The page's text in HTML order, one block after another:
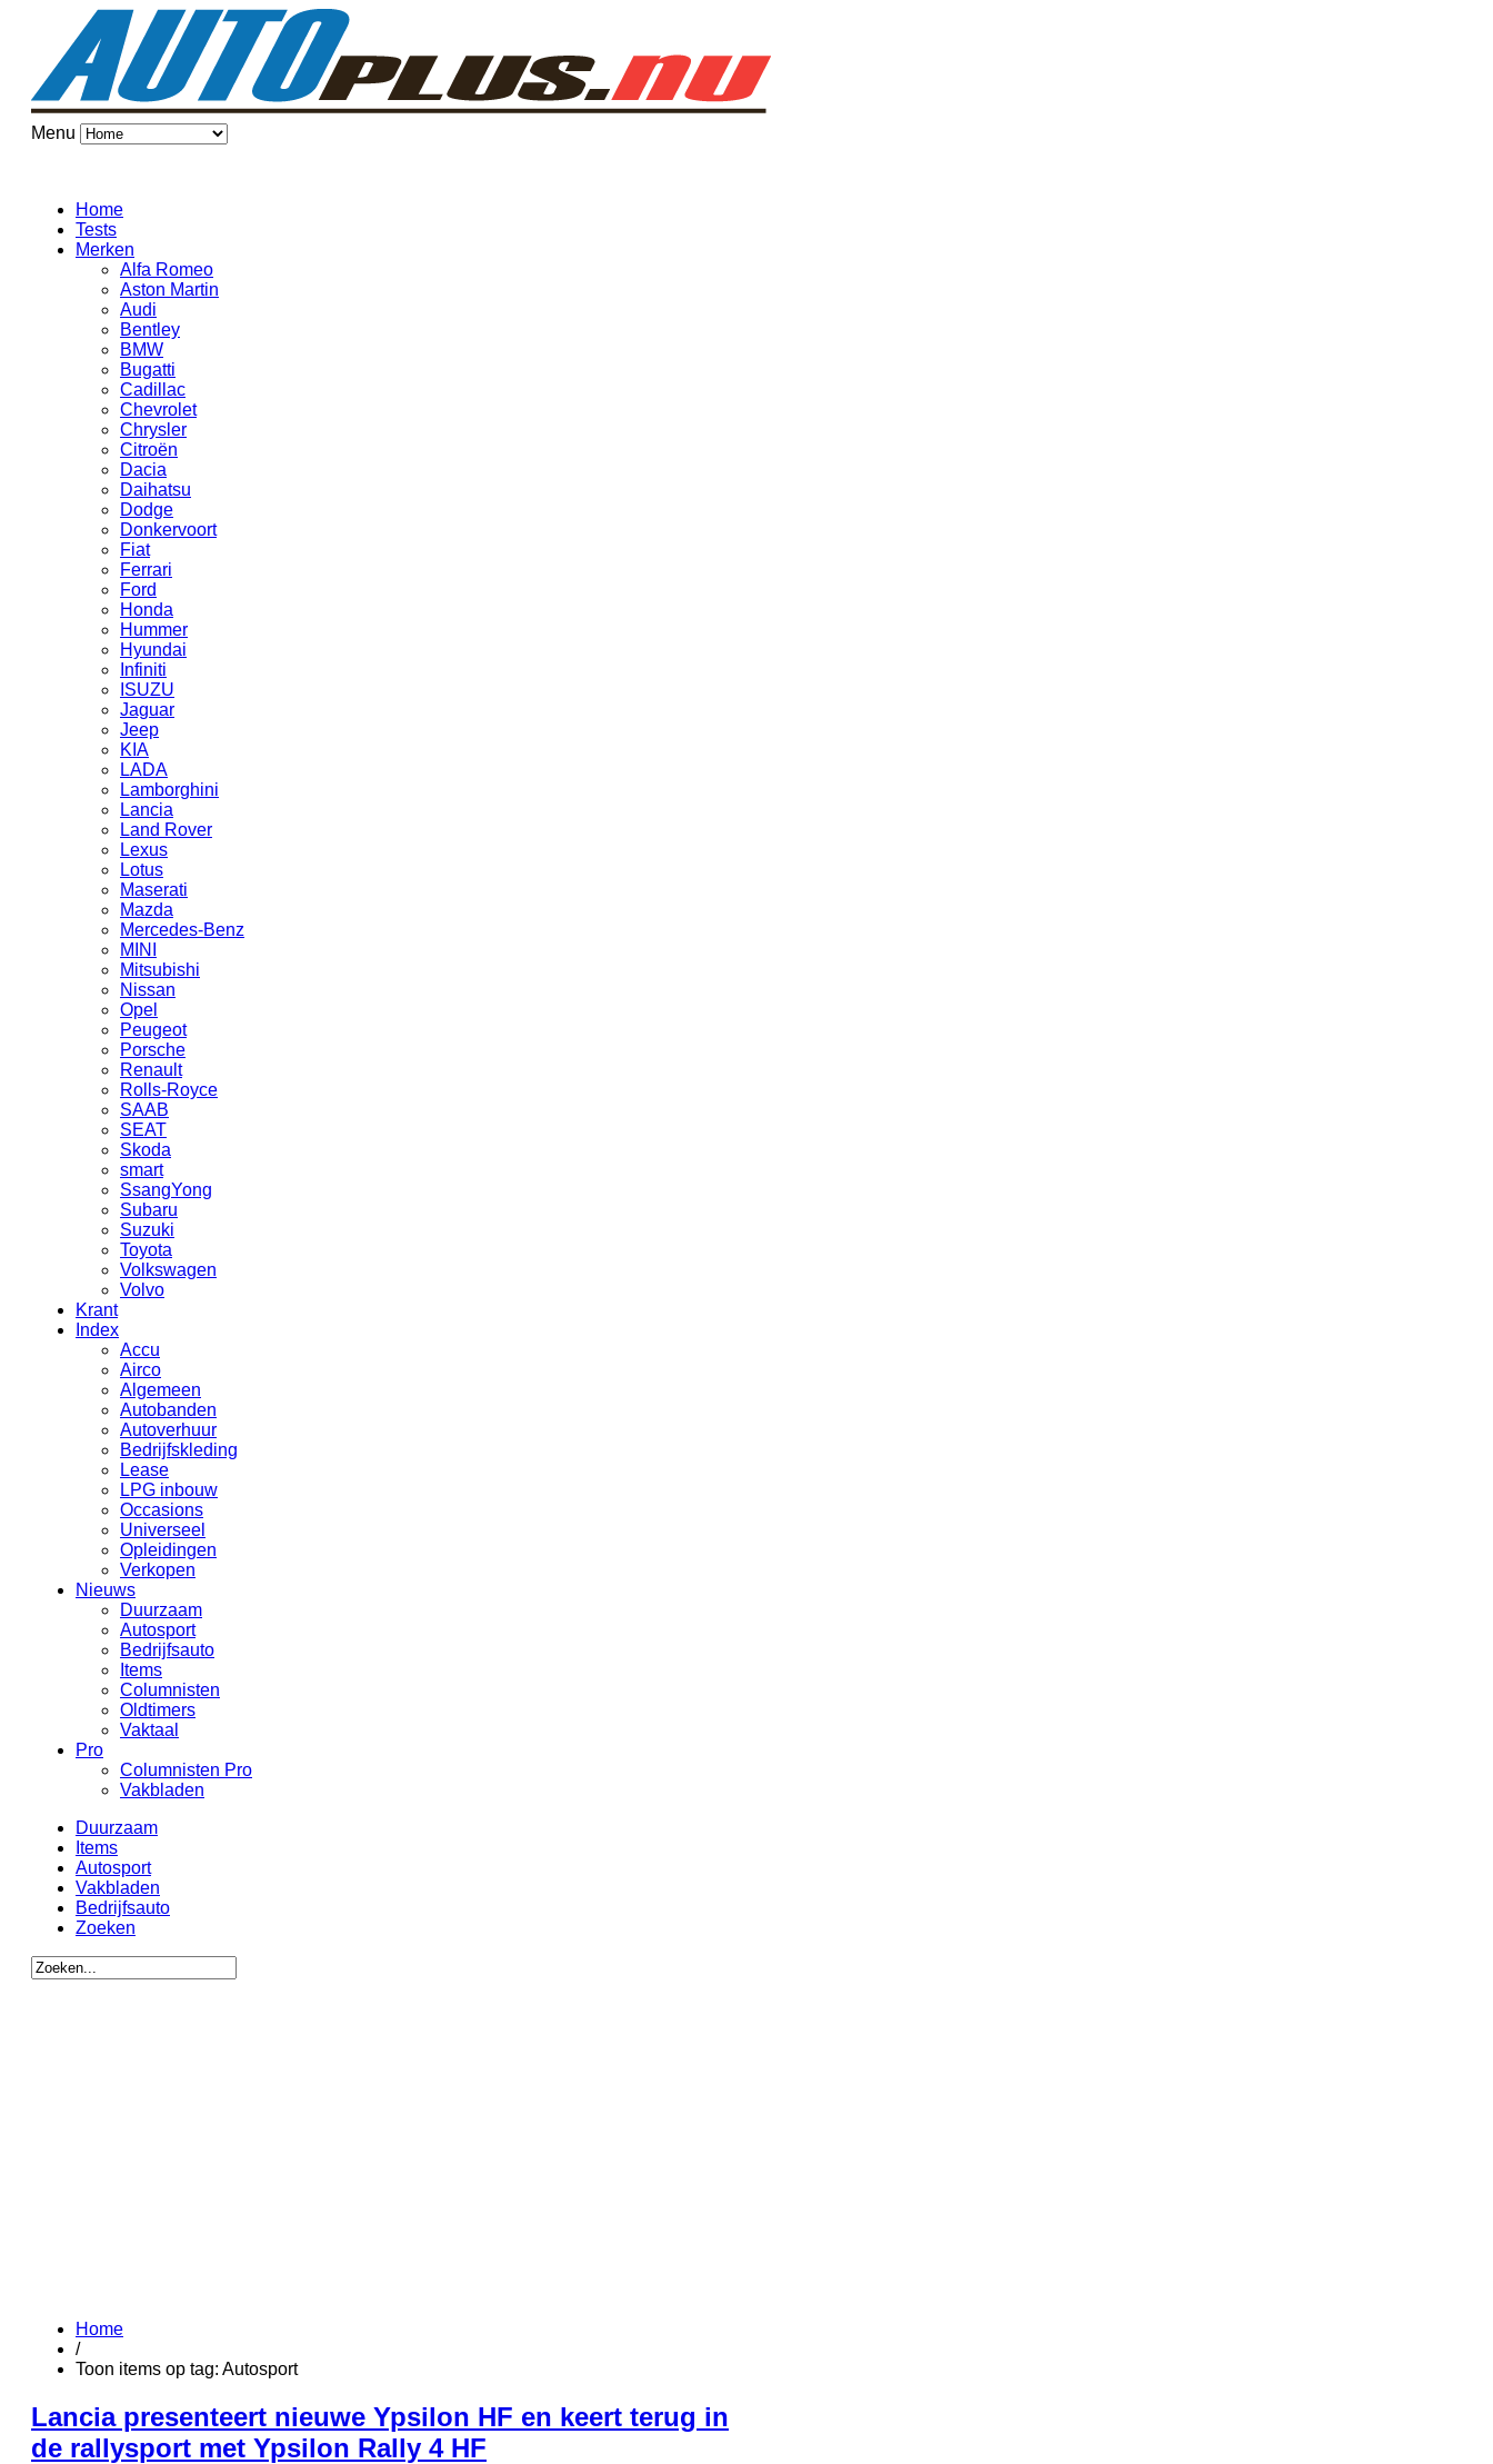
Menu
Home
Tests
Merken
Alfa Romeo
Aston Martin
Audi
Bentley
BMW
Bugatti
Cadillac
Chevrolet
Chrysler
Citroën
Dacia
Daihatsu
Dodge
Donkervoort
Fiat
Ferrari
Ford
Honda
Hummer
Hyundai
Infiniti
ISUZU
Jaguar
Jeep
KIA
LADA
Lamborghini
Lancia
Land Rover
Lexus
Lotus
Maserati
Mazda
Mercedes-Benz
MINI
Mitsubishi
Nissan
Opel
Peugeot
Porsche
Renault
Rolls-Royce
SAAB
SEAT
Skoda
smart
SsangYong
Subaru
Suzuki
Toyota
Volkswagen
Volvo
Krant
Index
Accu
Airco
Algemeen
Autobanden
Autoverhuur
Bedrijfskleding
Lease
LPG inbouw
Occasions
Universeel
Opleidingen
Verkopen
Nieuws
Duurzaam
Autosport
Bedrijfsauto
Items
Columnisten
Oldtimers
Vaktaal
Pro
Columnisten Pro
Vakbladen
Duurzaam
Items
Autosport
Vakbladen
Bedrijfsauto
Zoeken
Home
/
Toon items op tag: Autosport
Lancia presenteert nieuwe Ypsilon HF en keert terug in
de rallysport met Ypsilon Rally 4 HF